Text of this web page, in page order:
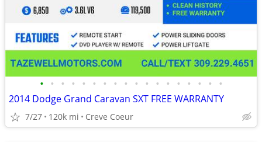
• • • • • • • • • • • • • • • • • •
2014 Dodge Grand Caravan SXT FREE WARRANTY
7/27 120k mi Creve Coeur